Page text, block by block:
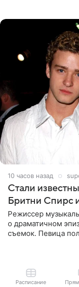
10 часов назад
Стали
Бритни Спирс
Режиссер
о драматичном
съемок. Певица
Расписание